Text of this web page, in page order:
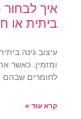
איך לבחור
ביתית או
עיצוב גינה
ומזמין. כאשר
לחומרים
קרא עוד »